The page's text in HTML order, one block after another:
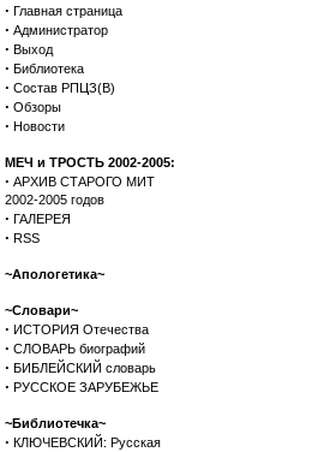
· Главная страница
· Администратор
· Выход
· Библиотека
· Состав РПЦЗ(В)
· Обзоры
· Новости
МЕЧ и ТРОСТЬ 2002-2005:
· АРХИВ СТАРОГО МИТ
2002-2005 годов
· ГАЛЕРЕЯ
· RSS
~Апологетика~
~Словари~
· ИСТОРИЯ Отечества
· СЛОВАРЬ биографий
· БИБЛЕЙСКИЙ словарь
· РУССКОЕ ЗАРУБЕЖЬЕ
~Библиотечка~
· КЛЮЧЕВСКИЙ: Русская